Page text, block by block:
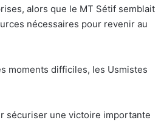
alors que le MT Sétif semblait
nécessaires pour revenir au
moments difficiles, les Usmistes
sécuriser une victoire importante